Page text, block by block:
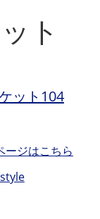
ト
ット104
ージはこちら